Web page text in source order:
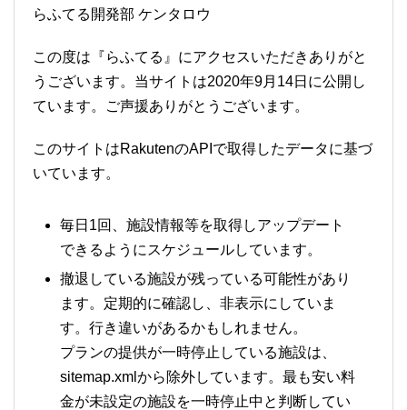
らふてる開発部 ケンタロウ
この度は『らふてる』にアクセスいただきありがと
うございます。当サイトは2020年9月14日に公開し
ています。ご声援ありがとうございます。
このサイトはRakutenのAPIで取得したデータに基づ
いています。
毎日1回、施設情報等を取得しアップデート
できるようにスケジュールしています。
撤退している施設が残っている可能性があり
ます。定期的に確認し、非表示にしていま
す。行き違いがあるかもしれません。
プランの提供が一時停止している施設は、
sitemap.xmlから除外しています。最も安い料
金が未設定の施設を一時停止中と判断してい